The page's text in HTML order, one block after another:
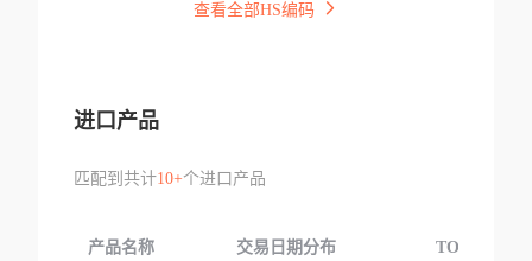
查看全部HS编码
进口产品
匹配到共计10+个进口产品
产品名称 交易日期分布 TOP3交易国